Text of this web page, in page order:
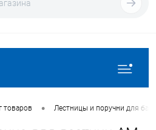
товаров • Лестницы и поручни для